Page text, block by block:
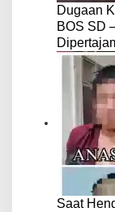
Dugaan
BOS SD
Saat